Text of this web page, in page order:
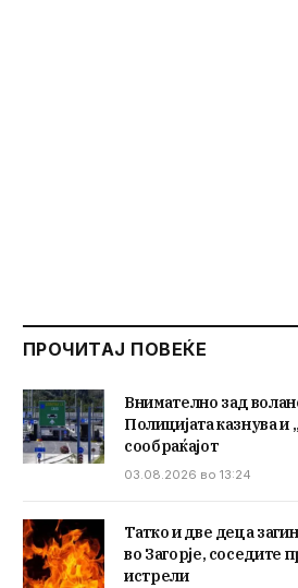
ПРОЧИТАЈ ПОВЕЌЕ
Внимателно зад
Полицијата казнува и
сообраќајот
03.08.2026 во 13:24
Татко и две деца
во Загорје, соседите
истрели